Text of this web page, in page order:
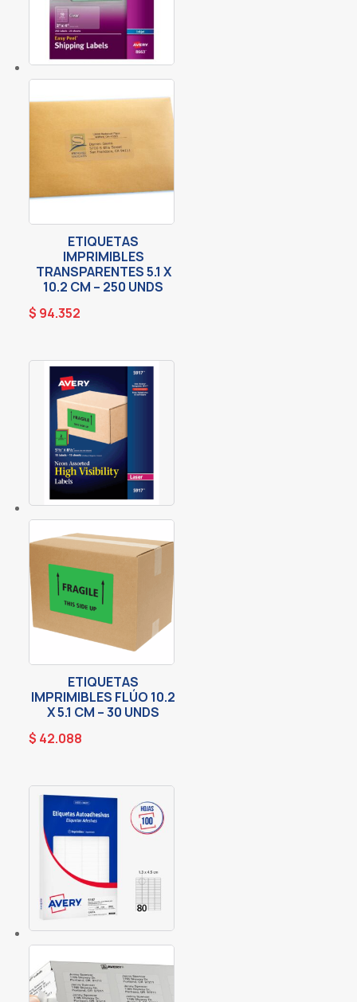
ETIQUETAS
IMPRIMIBLES
TRANSPARENTES 5.1 X
10.2 CM – 250 UNDS
$ 94.352
ETIQUETAS
IMPRIMIBLES FLÚO 10.2
X 5.1 CM – 30 UNDS
$ 42.088